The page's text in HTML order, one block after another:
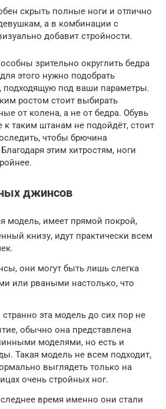
скрыть полные ноги и отлично
а в комбинации с
добавит стройности.
зрительно округлить бедра
этого нужно подобрать
подходящую под ваши параметры.
ростом стоит выбирать
от колена, а не от бедра. Обувь
таким штанам не подойдёт, стоит
чтобы брючина
этим хитростям, ноги
джинсов
модель, имеет прямой покрой,
книзу, идут практически всем
они могут быть лишь слегка
или рваными настолько, что
эта модель до сих пор не
обычно она представлена
моделями, но есть и
Такая модель не всем подходит,
выглядеть только на
очень стройных ног.
время именно они стали